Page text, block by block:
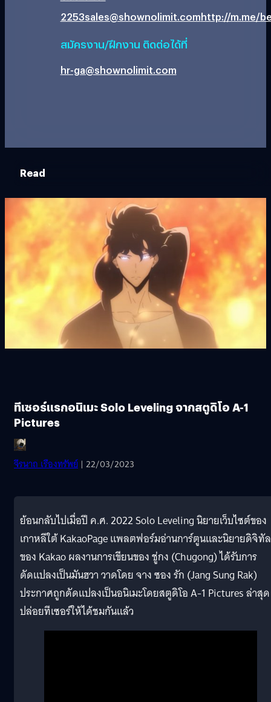
2253sales@shownolimit.comhttp://m.me/
สมัครงาน/ฝึกงาน ติดต่อได้ที่
hr-ga@shownolimit.com
Read
ทีเซอร์แรกอนิเมะ Solo Leveling จากสตูดิโอ A-1
Pictures
จีรนาถ เรืองทรัพย์ | 22/03/2023
ย้อนกลับไปเมื่อปี ค.ศ. 2022 Solo Leveling นิยายเว็บไซต์ของ
เกาหลีใต้ KakaoPage แพลตฟอร์มอ่านการ์ตูนและนิยายดิจิทัล
ของ Kakao ผลงานการเขียนของ ชู่กง (Chugong) ได้รับการ
ดัดแปลงเป็นมันฮวา วาดโดย จาง ซอง รัก (Jang Sung Rak)
ประกาศถูกดัดแปลงเป็นอนิเมะโดยสตูดิโอ A-1 Pictures ล่าสุด
ปล่อยทีเซอร์ให้ได้ชมกันแล้ว